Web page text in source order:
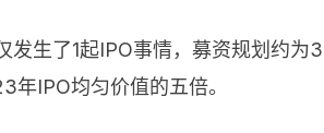
生了1起IPO事情，募资规划约为
IPO均匀价值的五倍。